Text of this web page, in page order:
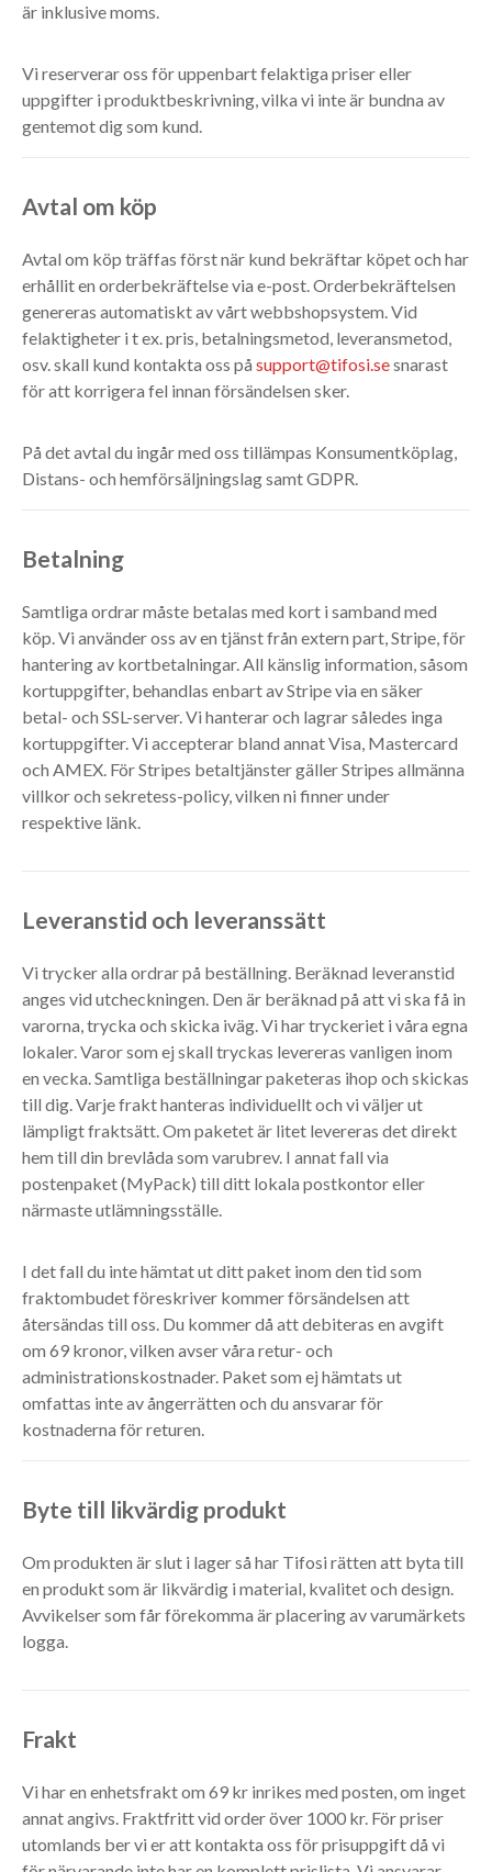
är inklusive moms.
Vi reserverar oss för uppenbart felaktiga priser eller
uppgifter i produktbeskrivning, vilka vi inte är bundna av
gentemot dig som kund.
Avtal om köp
Avtal om köp träffas först när kund bekräftar köpet och har
erhållit en orderbekräftelse via e-post. Orderbekräftelsen
genereras automatiskt av vårt webbshopsystem. Vid
felaktigheter i t ex. pris, betalningsmetod, leveransmetod,
osv. skall kund kontakta oss på support@tifosi.sesnarast
för att korrigera fel innan försändelsen sker.
På det avtal du ingår med oss tillämpas Konsumentköplag,
Distans- och hemförsäljningslag samt GDPR.
Betalning
Samtliga ordrar måste betalas med kort i samband med
köp. Vi använder oss av en tjänst från extern part, Stripe, för
hantering av kortbetalningar. All känslig information, såsom
kortuppgifter, behandlas enbart av Stripe via en säker
betal- och SSL-server. Vi hanterar och lagrar således inga
kortuppgifter. Vi accepterar bland annat Visa, Mastercard
och AMEX. För Stripes betaltjänster gäller Stripes allmänna
villkor och sekretess-policy, vilken ni finner under
respektive länk.
Leveranstid och leveranssätt
Vi trycker alla ordrar på beställning. Beräknad leveranstid
anges vid utcheckningen. Den är beräknad på att vi ska få in
varorna, trycka och skicka iväg. Vi har tryckeriet i våra egna
lokaler. Varor som ej skall tryckas levereras vanligen inom
en vecka. Samtliga beställningar paketeras ihop och skickas
till dig. Varje frakt hanteras individuellt och vi väljer ut
lämpligt fraktsätt. Om paketet är litet levereras det direkt
hem till din brevlåda som varubrev. I annat fall via
postenpaket (MyPack) till ditt lokala postkontor eller
närmaste utlämningsställe.
I det fall du inte hämtat ut ditt paket inom den tid som
fraktombudet föreskriver kommer försändelsen att
återsändas till oss. Du kommer då att debiteras en avgift
om 69 kronor, vilken avser våra retur- och
administrationskostnader. Paket som ej hämtats ut
omfattas inte av ångerrätten och du ansvarar för
kostnaderna för returen.
Byte till likvärdig produkt
Om produkten är slut i lager så har Tifosi rätten att byta till
en produkt som är likvärdig i material, kvalitet och design.
Avvikelser som får förekomma är placering av varumärkets
logga.
Frakt
Vi har en enhetsfrakt om 69 kr inrikes med posten, om inget
annat angivs. Fraktfritt vid order över 1000 kr. För priser
utomlands ber vi er att kontakta oss för prisuppgift då vi